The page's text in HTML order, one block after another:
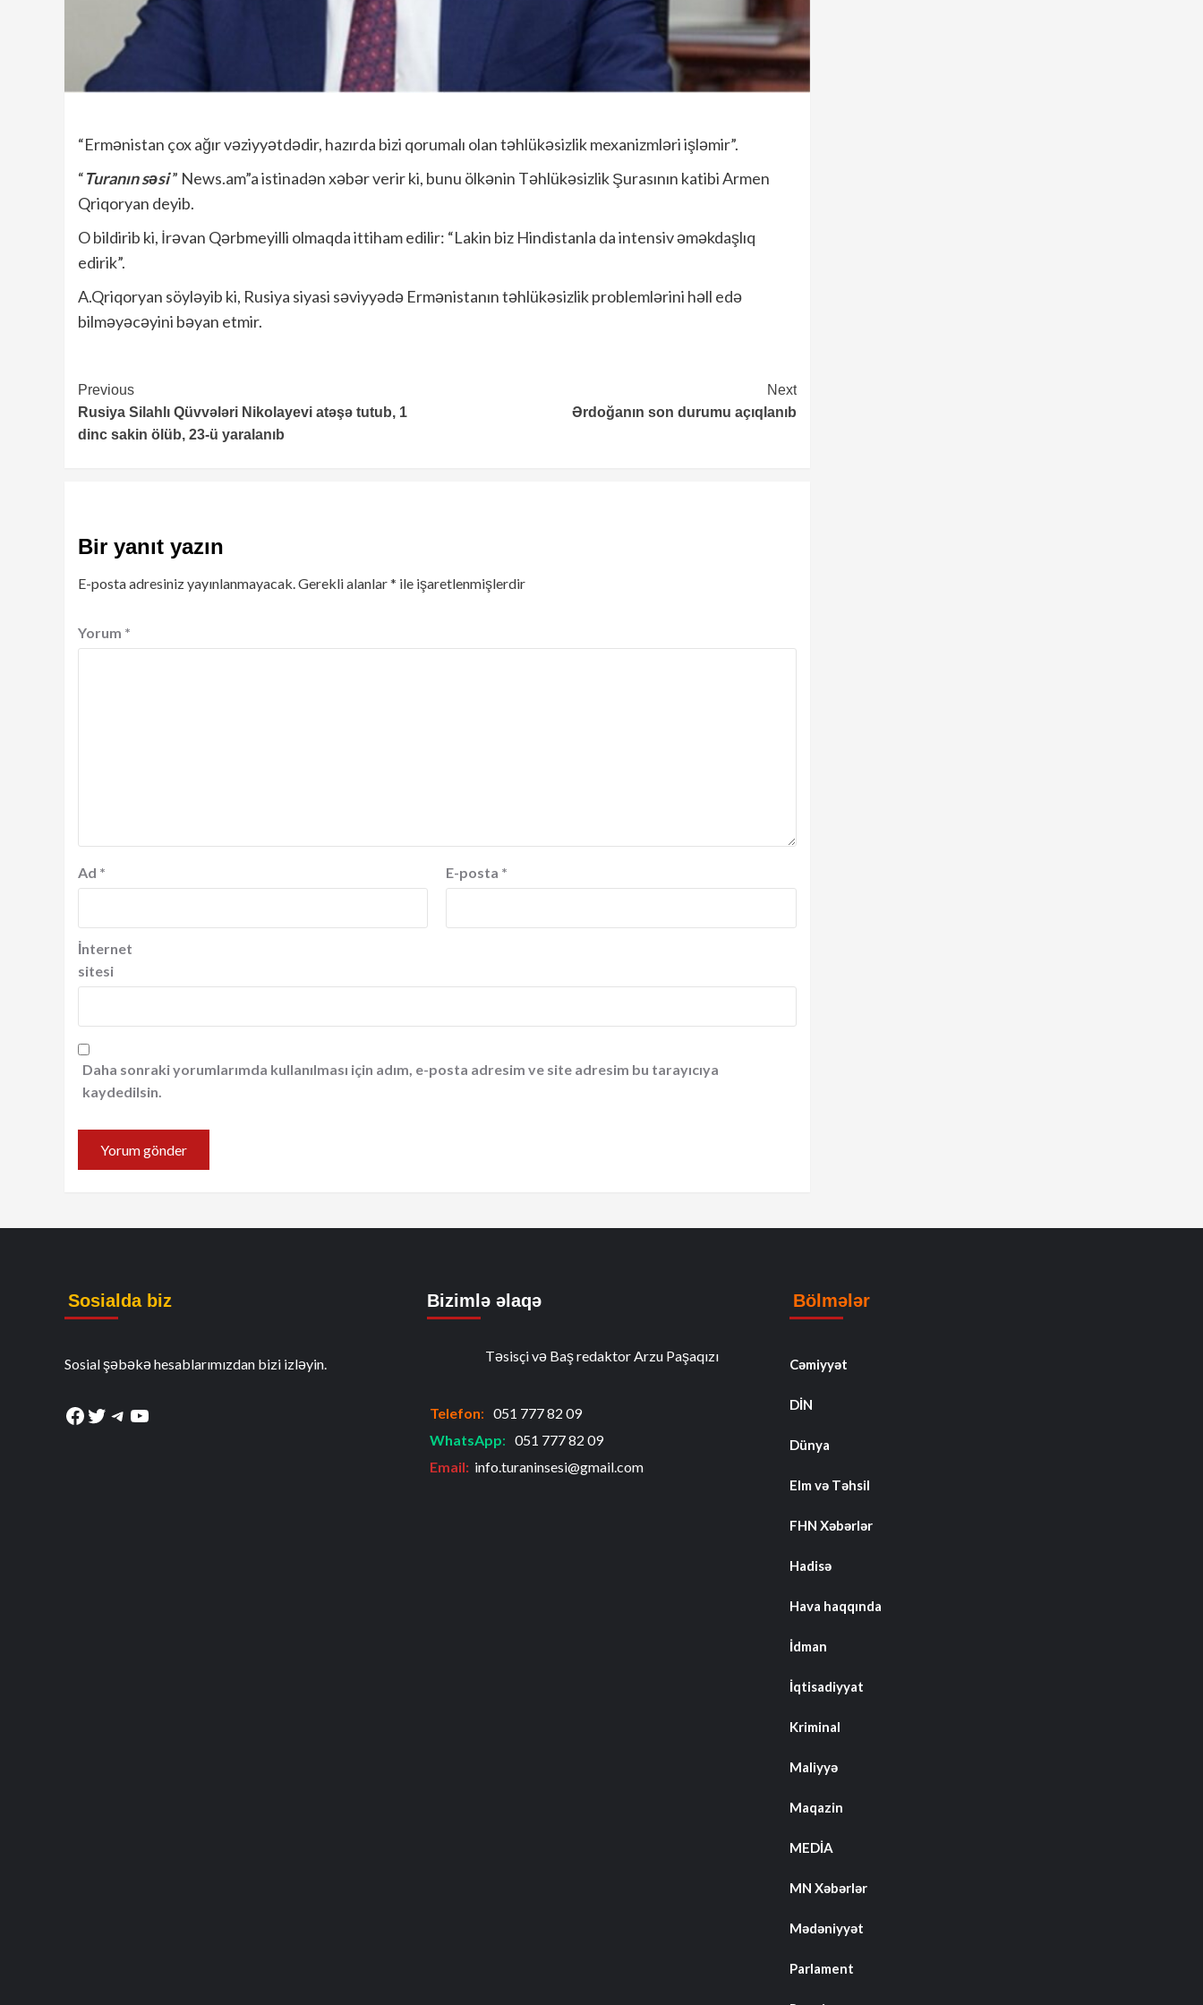
“Ermənistan çox ağır vəziyyətdədir, hazırda bizi qorumalı olan təhlükəsizlik mexanizmləri işləmir”.
“Turanın səsi” News.am”a istinadən xəbər verir ki, bunu ölkənin Təhlükəsizlik Şurasının katibi Armen
Qriqoryan deyib.
O bildirib ki, İrəvan Qərbmeyilli olmaqda ittiham edilir: “Lakin biz Hindistanla da intensiv əməkdaşlıq
edirik”.
A.Qriqoryan söyləyib ki, Rusiya siyasi səviyyədə Ermənistanın təhlükəsizlik problemlərini həll edə
bilməyəcəyini bəyan etmir.
Continue
Reading
Previous
Rusiya Silahlı Qüvvələri Nikolayevi atəşə tutub, 1
dinc sakin ölüb, 23-ü yaralanıb
Next
Ərdoğanın son durumu açıqlanıb
Bir yanıt yazın
E-posta adresiniz yayınlanmayacak.Gerekli alanlar* ile işaretlenmişlerdir
Yorum *
Ad * E-posta *
İnternet
sitesi
Daha sonraki yorumlarımda kullanılması için adım, e-posta adresim ve site adresim bu tarayıcıya
kaydedilsin.
Sosialda biz
Sosial şəbəkə hesablarımızdan bizi izləyin.
Facebook
Twitter
Telegram
YouTube
Bizimlə əlaqə
Təsisçi və Baş redaktor Arzu Paşaqızı
Telefon: 051 777 82 09
WhatsApp: 051 777 82 09
Email: info.turaninsesi@gmail.com
Bölmələr
Cəmiyyət
DİN
Dünya
Elm və Təhsil
FHN Xəbərlər
Hadisə
Hava haqqında
İdman
İqtisadiyyat
Kriminal
Maliyyə
Maqazin
MEDİA
MN Xəbərlər
Mədəniyyət
Parlament